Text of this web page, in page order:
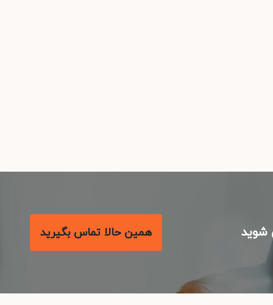
همین حالا تماس بگیرید